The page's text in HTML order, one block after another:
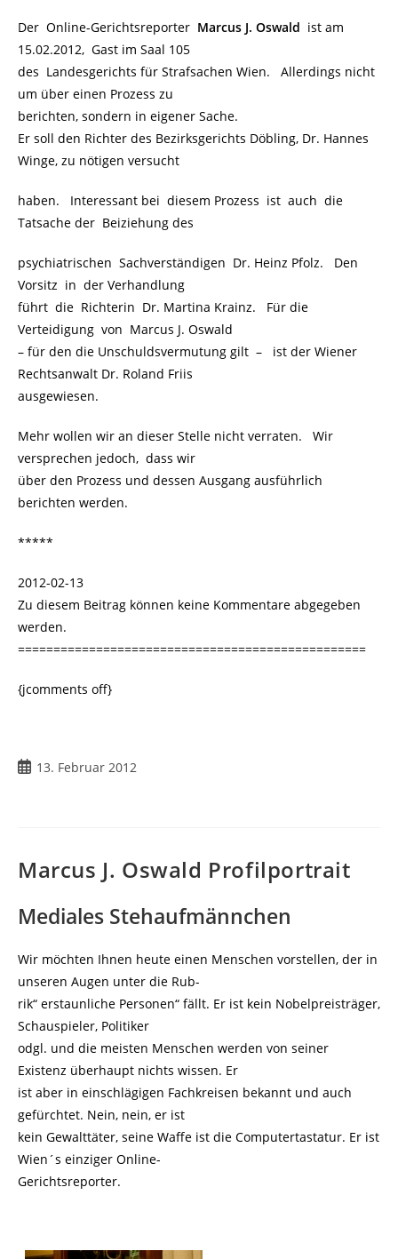
Der Online-Gerichtsreporter Marcus J. Oswald ist am
15.02.2012, Gast im Saal 105
des Landesgerichts für Strafsachen Wien. Allerdings nicht
um über einen Prozess zu
berichten, sondern in eigener Sache.
Er soll den Richter des Bezirksgerichts Döbling, Dr. Hannes
Winge, zu nötigen versucht
haben. Interessant bei diesem Prozess ist auch die
Tatsache der Beiziehung des
psychiatrischen Sachverständigen Dr. Heinz Pfolz. Den
Vorsitz in der Verhandlung
führt die Richterin Dr. Martina Krainz. Für die
Verteidigung von Marcus J. Oswald
– für den die Unschuldsvermutung gilt – ist der Wiener
Rechtsanwalt Dr. Roland Friis
ausgewiesen.
Mehr wollen wir an dieser Stelle nicht verraten. Wir
versprechen jedoch, dass wir
über den Prozess und dessen Ausgang ausführlich
berichten werden.
*****
2012-02-13
Zu diesem Beitrag können keine Kommentare abgegeben
werden.
=================================================
{jcomments off}
Beitrag13. Februar 2012
Marcus J. Oswald Profilportrait
Mediales Stehaufmännchen
Wir möchten Ihnen heute einen Menschen vorstellen, der in
unseren Augen unter die Rub-
rik“ erstaunliche Personen“ fällt. Er ist kein Nobelpreisträger,
Schauspieler, Politiker
odgl. und die meisten Menschen werden von seiner
Existenz überhaupt nichts wissen. Er
ist aber in einschlägigen Fachkreisen bekannt und auch
gefürchtet. Nein, nein, er ist
kein Gewalttäter, seine Waffe ist die Computertastatur. Er ist
Wien´s einziger Online-
Gerichtsreporter.